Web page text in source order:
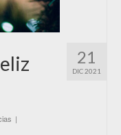
21
DIC 2021
|